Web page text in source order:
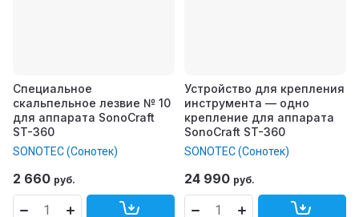
Специальное
скальпельное лезвие № 10
для аппарата SonoCraft
ST-360
SONOTEC (Сонотек)
2 660 руб.
Устройство для крепления
инструмента — одно
крепление для аппарата
SonoCraft ST-360
SONOTEC (Сонотек)
24 990 руб.